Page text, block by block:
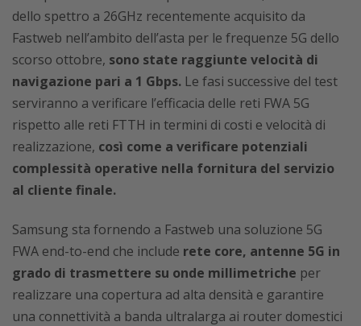
dello spettro a 26GHz recentemente acquisito da
Fastweb nell’ambito dell’asta per le frequenze 5G dello
scorso ottobre, sono state raggiunte velocità di
navigazione pari a 1 Gbps. Le fasi successive del test
serviranno a verificare l’efficacia delle reti FWA 5G
rispetto alle reti FTTH in termini di costi e velocità di
realizzazione, così come a verificare potenziali
complessità operative nella fornitura del servizio
al cliente finale.
Samsung sta fornendo a Fastweb una soluzione 5G
FWA end-to-end che include rete core, antenne 5G in
grado di trasmettere su onde millimetriche per
realizzare una copertura ad alta densità e garantire
una connettività a banda ultralarga ai router domestici